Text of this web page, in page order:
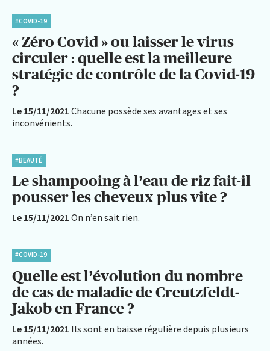
#COVID-19
« Zéro Covid » ou laisser le virus
circuler : quelle est la meilleure
stratégie de contrôle de la Covid-19
?
Le 15/11/2021 Chacune possède ses avantages et ses
inconvénients.
#BEAUTÉ
Le shampooing à l’eau de riz fait-il
pousser les cheveux plus vite ?
Le 15/11/2021 On n’en sait rien.
#COVID-19
Quelle est l’évolution du nombre
de cas de maladie de Creutzfeldt-
Jakob en France ?
Le 15/11/2021 Ils sont en baisse régulière depuis plusieurs
années.